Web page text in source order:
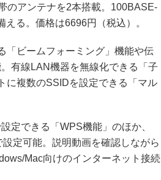
のアンテナを2本搭載。100BASE-
る。価格は6696円（税込）。
ビームフォーミング」機能や伝
有線LAN機器を無線化できる「子
に複数のSSIDを設定できる「マル
定できる「WPS機能」のほか、
定可能。説明動画を確認しながら
Mac向けのインターネット接続